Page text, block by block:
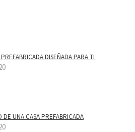
DISEÑADA PARA TI
DE UNA CASA PREFABRICADA